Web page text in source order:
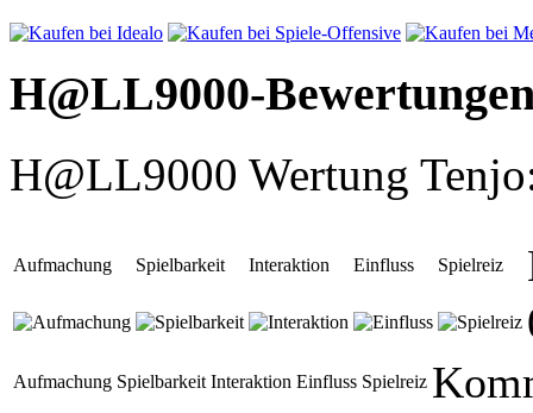
H@LL9000-
H@LL9000 Wertung
Aufmachung Spielbarkeit Interaktion Einfluss Spielreiz
Aufmachung Spielbarkeit Interaktion Einfluss Spielreiz